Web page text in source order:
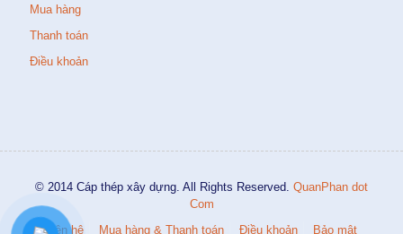
Mua hàng
Thanh toán
Điều khoản
© 2014 Cáp thép xây dựng. All Rights Reserved. QuanPhan dot
Com
Liên hệ
Mua hàng & Thanh toán Điều khoản Bảo mật